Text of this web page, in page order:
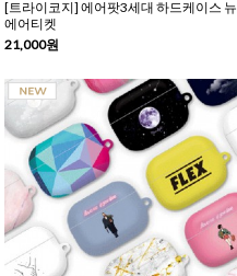
[트라이코지] 에어팟3세대 하드케이스 뉴
에어티켓
21,000원